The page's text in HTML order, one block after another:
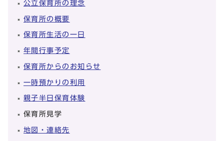
公立保育所の理念
保育所の概要
保育所生活の一日
年間行事予定
保育所からのお知らせ
一時預かりの利用
親子半日保育体験
保育所見学
地図・連絡先